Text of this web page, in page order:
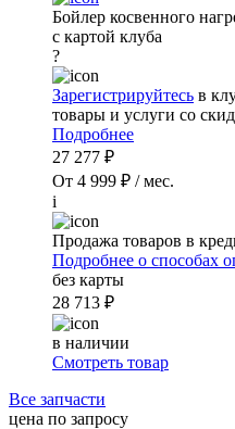
Бойлер косвенного
с картой клуба
?
Зарегистрируйтесь в
товары и услуги со
Подробнее
27 277 ₽
От 4 999 ₽ / мес.
i
Продажа товаров в
Подробнее о способах
без карты
28 713 ₽
в наличии
Смотреть товар
Все запчасти
цена по запросу